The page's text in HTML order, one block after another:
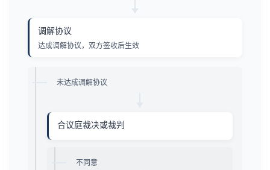
调解协议
达成调解协议，双方签收后生效
未达成调解协议
合议庭裁决或裁判
不同意